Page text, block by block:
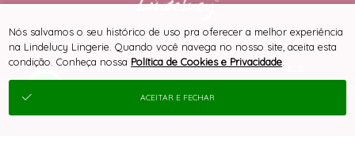
SITE 100% SEGURO PLATAFORMA B2B
® TODOS DIREITOS RESERVADOS
Nós salvamos o seu histórico de uso pra oferecer a melhor experiência
na Lindelucy Lingerie. Quando você navega no nosso site, aceita esta
condição. Conheça nossa Política de Cookies e Privacidade
ACEITAR E FECHAR